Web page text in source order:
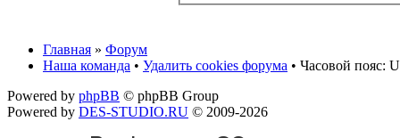
Главная » Форум
Наша команда • Удалить cookies форума • Часовой пояс:
Powered by phpBB © phpBB Group
Powered by DES-STUDIO.RU © 2009-2026